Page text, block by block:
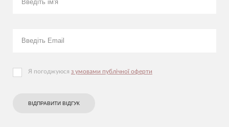
Я погоджуюся з умовами публічної оферти
ВІДПРАВИТИ ВІДГУК